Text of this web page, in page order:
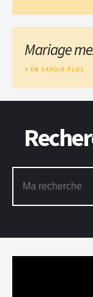
Mariage
EN SAVOIR PLUS